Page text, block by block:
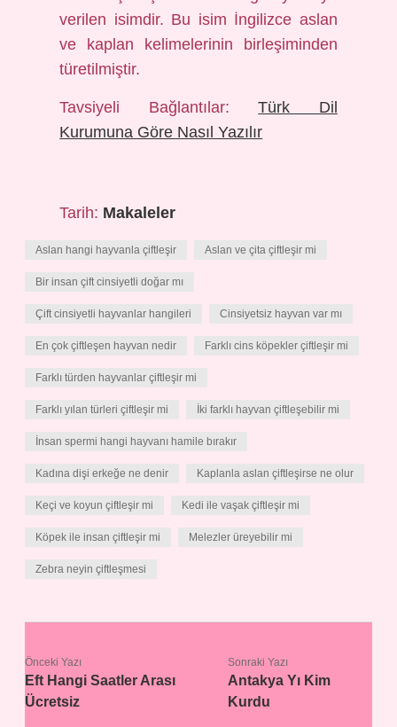
verilen isimdir. Bu isim İngilizce aslan
ve kaplan kelimelerinin birleşiminden
türetilmiştir.
Tavsiyeli Bağlantılar:Türk Dil
Kurumuna Göre Nasıl Yazılır
Tarih: Makaleler
Aslan hangi hayvanla çiftleşir Aslan ve çita çiftleşir mi
Bir insan çift cinsiyetli doğar mı
Çift cinsiyetli hayvanlar hangileri Cinsiyetsiz hayvan var mı
En çok çiftleşen hayvan nedir Farklı cins köpekler çiftleşir mi
Farklı türden hayvanlar çiftleşir mi
Farklı yılan türleri çiftleşir mi İki farklı hayvan çiftleşebilir mi
İnsan spermi hangi hayvanı hamile bırakır
Kadına dişi erkeğe ne denir Kaplanla aslan çiftleşirse ne olur
Keçi ve koyun çiftleşir mi Kedi ile vaşak çiftleşir mi
Köpek ile insan çiftleşir mi Melezler üreyebilir mi
Zebra neyin çiftleşmesi
Önceki Yazı
Eft Hangi Saatler Arası
Ücretsiz
Sonraki Yazı
Antakya Yı Kim
Kurdu